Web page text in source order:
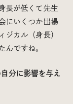
長が低くて先生
にいくつか出場
ジカル（身長）
んですね。
分に影響を与え